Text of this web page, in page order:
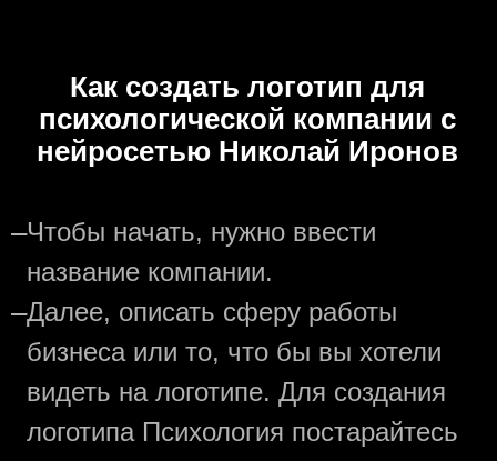
Как создать логотип для
психологической компании с
нейросетью Николай Иронов
—Чтобы начать, нужно ввести
название компании.
—Далее, описать сферу работы
бизнеса или то, что бы вы хотели
видеть на логотипе. Для создания
логотипа Психология постарайтесь